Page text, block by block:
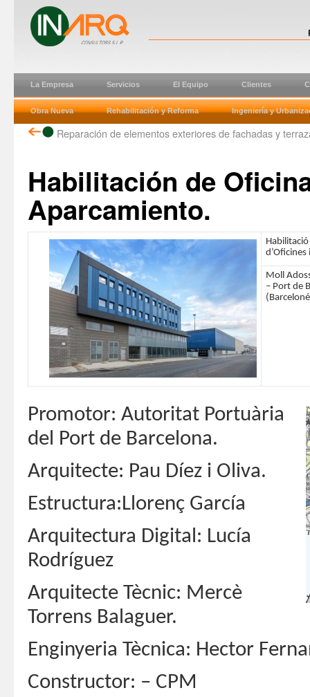
La Empresa Servicios El Equipo Clientes
Obra Nueva Rehabilitación y Reforma Ingeniería y
Reparación de elementos exteriores de fachadas y
Habilitación de
Aparcamiento.
Moll
– Port de
Promotor: Autoritat Portuària
del Port de Barcelona.
Arquitecte: Pau Díez i Oliva.
Estructura:Llorenç García
Arquitectura Digital: Lucía
Rodríguez
Arquitecte Tècnic: Mercè
Torrens Balaguer.
Enginyeria Tècnica: Hector
Constructor: – CPM